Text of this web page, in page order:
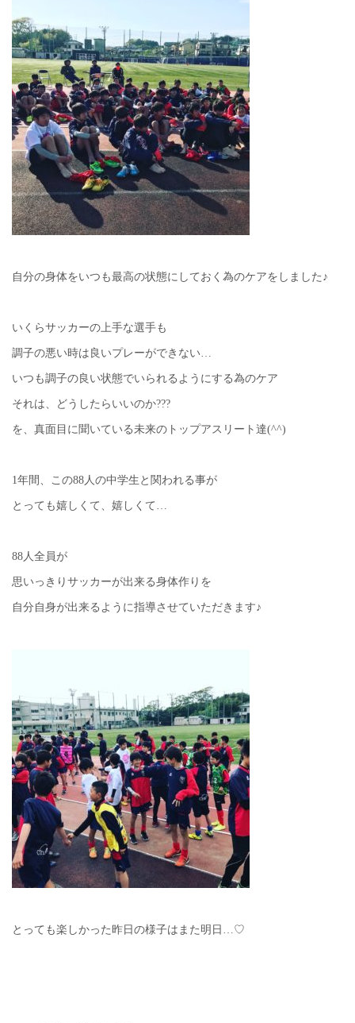
自分の身体をいつも最高の状態にしておく為のケアをしました♪
いくらサッカーの上手な選手も
調子の悪い時は良いプレーができない…
いつも調子の良い状態でいられるようにする為のケア
それは、どうしたらいいのか???
を、真面目に聞いている未来のトップアスリート達(^^)
1年間、この88人の中学生と関われる事が
とっても嬉しくて、嬉しくて…
88人全員が
思いっきりサッカーが出来る身体作りを
自分自身が出来るように指導させていただきます♪
とっても楽しかった昨日の様子はまた明日…♡